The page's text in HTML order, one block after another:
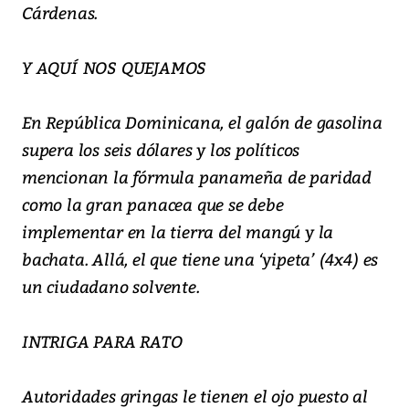
Cárdenas.
Y AQUÍ NOS QUEJAMOS
En República Dominicana, el galón de gasolina
supera los seis dólares y los políticos
mencionan la fórmula panameña de paridad
como la gran panacea que se debe
implementar en la tierra del mangú y la
bachata. Allá, el que tiene una ‘yipeta’ (4x4) es
un ciudadano solvente.
INTRIGA PARA RATO
Autoridades gringas le tienen el ojo puesto al